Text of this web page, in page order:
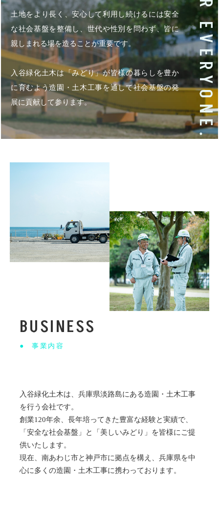
土地をより長く、安心して利用し続けるには安全
な社会基盤を整備し、世代や性別を問わず、 皆に
親しまれる場を造ることが重要です。
入谷緑化土木は「みどり」が皆様の暮らしを豊か
に育むよう造園・土木工事を通して社会基盤の発
展に貢献して参ります。
BUSINESS
事業内容
入谷緑化土木は、兵庫県淡路島にある造園・土木工事
を行う会社です。
創業120年余、⾧年培ってきた豊富な経験と実績で、
「安全な社会基盤」と「美しいみどり」を皆様にご提
供いたします。
現在、南あわじ市と神戸市に拠点を構え、兵庫県を中
心に多くの造園・土木工事に携わっております。